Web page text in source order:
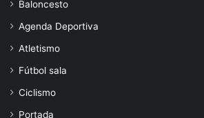
Baloncesto
Agenda Deportiva
Atletismo
Fútbol sala
Ciclismo
Portada